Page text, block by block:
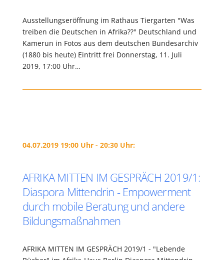
Ausstellungseröffnung im Rathaus Tiergarten "Was
treiben die Deutschen in Afrika??" Deutschland und
Kamerun in Fotos aus dem deutschen Bundesarchiv
(1880 bis heute) Eintritt frei Donnerstag, 11. Juli
2019, 17:00 Uhr…
04.07.2019 19:00 Uhr - 20:30 Uhr:
AFRIKA MITTEN IM GESPRÄCH 2019/1:
Diaspora Mittendrin - Empowerment
durch mobile Beratung und andere
Bildungsmaßnahmen
AFRIKA MITTEN IM GESPRÄCH 2019/1 - "Lebende